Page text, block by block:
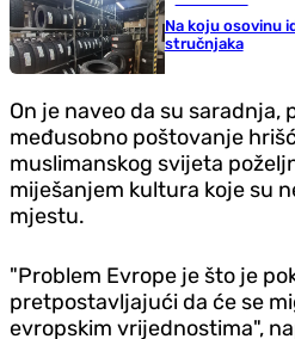
Na koju osovinu
stručnjaka
On je naveo da su saradnja,
međusobno poštovanje
muslimanskog svijeta
miješanjem kultura koje su
mjestu.
"Problem Evrope je što je
pretpostavljajući da će se
evropskim vrijednostima",